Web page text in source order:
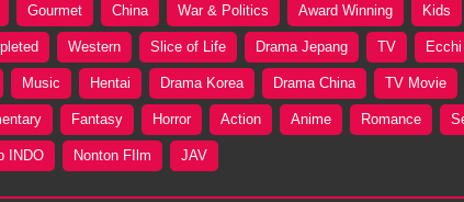
Gourmet China War & Politics Award Winning Kids
Western Slice of Life Drama Jepang TV Ecchi
Music Hentai Drama Korea Drama China TV Movie
Fantasy Horror Action Anime Romance
INDO Nonton FIlm JAV